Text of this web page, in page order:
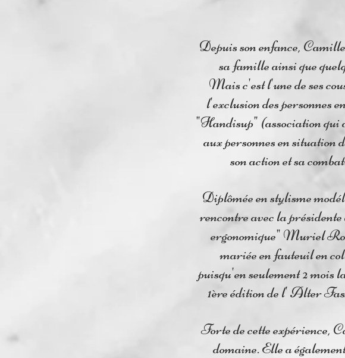
Depuis son enfance,
sa famille ainsi que
Mais c'est l'une de ses
l'exclusion des personnes
"Handisup" (association qui
aux personnes en
son action et sa
Diplômée en stylisme
rencontre avec la
ergonomique" Muriel
mariée en fauteuil en
puisqu'en seulement 2 mois
1ère édition de l' Alter
Forte de cette expérience,
domaine. Elle a